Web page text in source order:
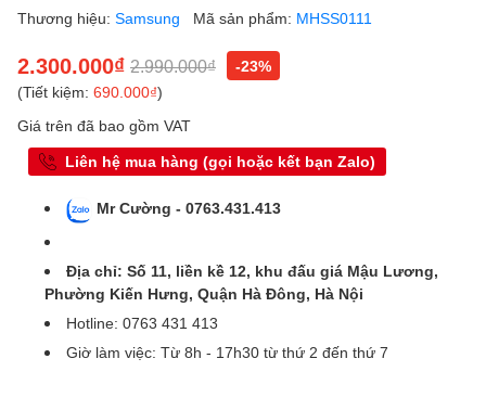
Thương hiệu: Samsung Mã sản phẩm: MHSS0111
2.300.000₫ 2.990.000₫
-23%
(Tiết kiệm: 690.000₫)
Giá trên đã bao gồm VAT
Liên hệ mua hàng (gọi hoặc kết bạn Zalo)
Mr Cường - 0763.431.413
Địa chỉ: Số 11, liền kề 12, khu đấu giá Mậu Lương,
Phường Kiến Hưng, Quận Hà Đông, Hà Nội
Hotline: 0763 431 413
Giờ làm việc: Từ 8h - 17h30 từ thứ 2 đến thứ 7